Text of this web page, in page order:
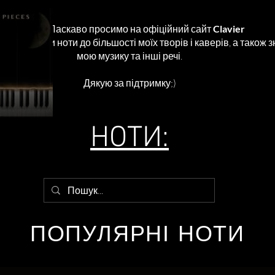
НОТИ:
Привіт. Ласкаво просимо на офіційний сайтClavier
купити ноти до більшості моїх творів і каверів, а також
мою музику та інші речі.
Дякую за підтримку;)
ПОПУЛЯРНІ НОТИ